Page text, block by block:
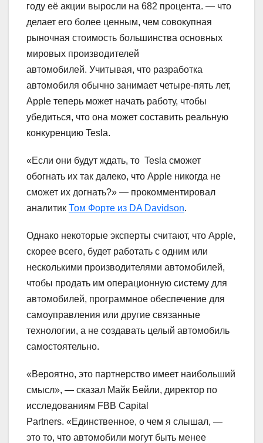
году её акции выросли на 682 процента. — что
делает его более ценным, чем совокупная
рыночная стоимость большинства основных
мировых производителей
автомобилей. Учитывая, что разработка
автомобиля обычно занимает четыре-пять лет,
Apple теперь может начать работу, чтобы
убедиться, что она может составить реальную
конкуренцию Tesla.
«Если они будут ждать, то Tesla сможет
обогнать их так далеко, что Apple никогда не
сможет их догнать?» — прокомментировал
аналитик Том Форте из DA Davidson.
Однако некоторые эксперты считают, что Apple,
скорее всего, будет работать с одним или
несколькими производителями автомобилей,
чтобы продать им операционную систему для
автомобилей, программное обеспечение для
самоуправления или другие связанные
технологии, а не создавать целый автомобиль
самостоятельно.
«Вероятно, это партнерство имеет наибольший
смысл», — сказал Майк Бейли, директор по
исследованиям FBB Capital
Partners. «Единственное, о чем я слышал, —
это то, что автомобили могут быть менее